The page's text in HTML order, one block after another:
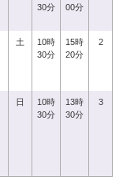
30分
00分
土
10時
30分
15時
20分
2
日
10時
30分
13時
30分
3